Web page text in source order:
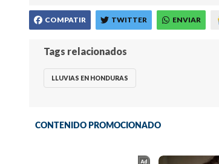
COMPATIR TWITTER ENVIAR
Tags relacionados
LLUVIAS EN HONDURAS